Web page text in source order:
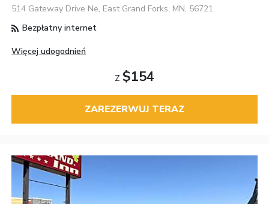
514 Gateway Drive Ne, East Grand Forks, MN, 56721
Bezpłatny internet
Więcej udogodnień
Z $154
ZAREZERWUJ TERAZ